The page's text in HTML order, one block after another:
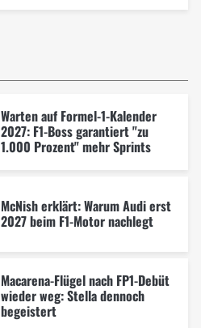
Warten auf Formel-1-Kalender
2027: F1-Boss garantiert "zu
1.000 Prozent" mehr Sprints
McNish erklärt: Warum Audi erst
2027 beim F1-Motor nachlegt
Macarena-Flügel nach FP1-Debüt
wieder weg: Stella dennoch
begeistert